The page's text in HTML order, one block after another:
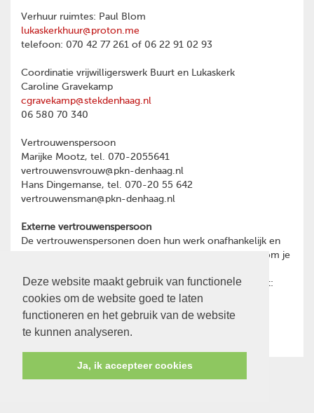
Deze website maakt gebruik van functionele
cookies om de website goed te laten
functioneren en het gebruik van de website
te kunnen analyseren.
Ja, ik accepteer cookies
Verhuur ruimtes: Paul Blom
lukaskerkhuur@proton.me
telefoon: 070 42 77 261 of 06 22 91 02 93
Coordinatie vrijwilligerswerk Buurt en Lukaskerk
Caroline Gravekamp
cgravekamp@stekdenhaag.nl
06 580 70 340
Vertrouwenspersoon
Marijke Mootz, tel. 070-2055641
vertrouwensvrouw@pkn-denhaag.nl
Hans Dingemanse, tel. 070-20 55 642
vertrouwensman@pkn-denhaag.nl
Externe vertrouwenspersoon
De vertrouwenspersonen doen hun werk onafhankelijk en
hebben geheimhoudingsplicht. Heb je een reden waarom je
vertrouwenspersoon, dan kun je contact opnemen met:
Ina Oost
psychotherapeut en GZ-psycholoog
06-28466591